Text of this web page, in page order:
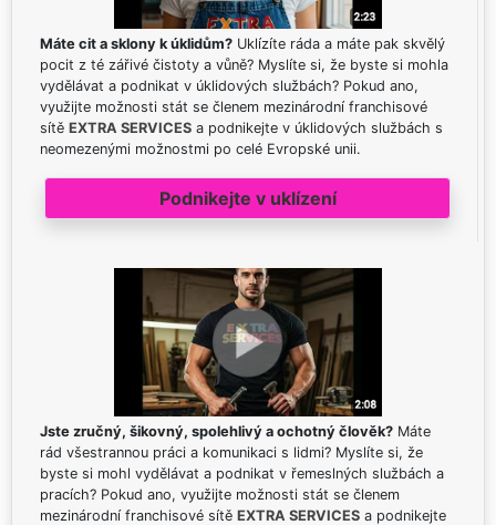
Máte cit a sklony k úklidům? Uklízíte ráda a máte pak skvělý
pocit z té zářivé čistoty a vůně? Myslíte si, že byste si mohla
vydělávat a podnikat v úklidových službách? Pokud ano,
využijte možnosti stát se členem mezinárodní franchisové
sítě EXTRA SERVICES a podnikejte v úklidových službách s
neomezenými možnostmi po celé Evropské unii.
Podnikejte v uklízení
Jste zručný, šikovný, spolehlivý a ochotný člověk? Máte
rád všestrannou práci a komunikaci s lidmi? Myslíte si, že
byste si mohl vydělávat a podnikat v řemeslných službách a
pracích? Pokud ano, využijte možnosti stát se členem
mezinárodní franchisové sítě EXTRA SERVICES a podnikejte